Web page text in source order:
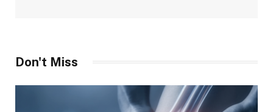
Don't Miss